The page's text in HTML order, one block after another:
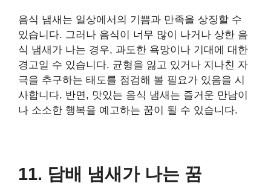
음식 냄새는 일상에서의 기쁨과 만족을 상징할 수
있습니다. 그러나 음식이 너무 많이 나거나 상한 음
식 냄새가 나는 경우, 과도한 욕망이나 기대에 대한
경고일 수 있습니다. 균형을 잃고 있거나 지나친 자
극을 추구하는 태도를 점검해 볼 필요가 있음을 시
사합니다. 반면, 맛있는 음식 냄새는 즐거운 만남이
나 소소한 행복을 예고하는 꿈이 될 수 있습니다.
11. 담배 냄새가 나는 꿈